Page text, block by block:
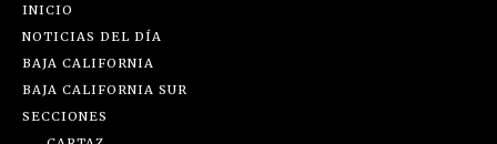
INICIO
NOTICIAS DEL DÍA
BAJA CALIFORNIA
BAJA CALIFORNIA SUR
SECCIONES